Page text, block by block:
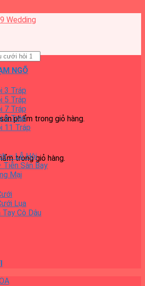
phẩm trong giỏ hàng.
trong giỏ hàng.
NGÕ
3 Tráp
5 Tráp
7 Tráp
9 Tráp
11 Tráp
– Lễ Hội
Tiễn Sân Bay
Mại
Lụa
Tay Cô Dâu